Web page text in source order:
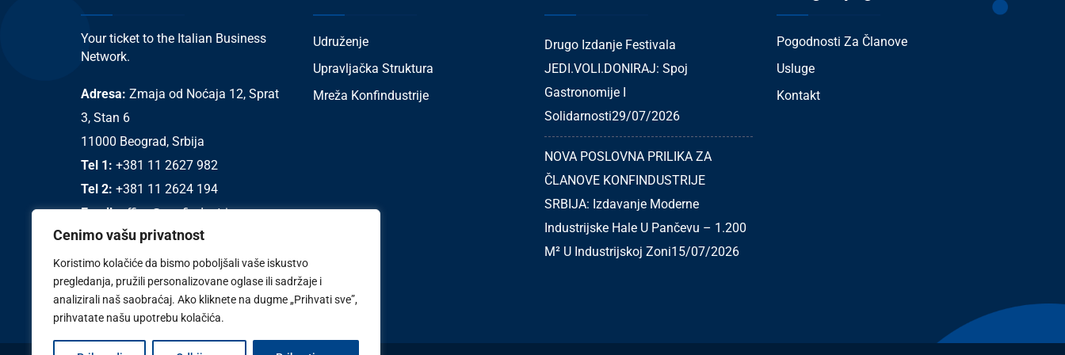
Cenimo vašu privatnost
Koristimo kolačiće da bismo poboljšali vaše iskustvo
pregledanja, pružili personalizovane oglase ili sadržaje i
analizirali naš saobraćaj. Ako kliknete na dugme „Prihvati sve”,
prihvatate našu upotrebu kolačića.
Your ticket to the Italian Business
Network.
Adresa: Zmaja od Noćaja 12, Sprat
3, Stan 6
11000 Beograd, Srbija
Tel 1: +381 11 2627 982
Tel 2: +381 11 2624 194
Email:office@confindustria.rs
Udruženje
Upravljačka Struktura
Mreža Konfindustrije
Drugo Izdanje Festivala
JEDI.VOLI.DONIRAJ: Spoj
Gastronomije I
Solidarnosti29/07/2026
NOVA POSLOVNA PRILIKA ZA
ČLANOVE KONFINDUSTRIJE
SRBIJA: Izdavanje Moderne
Industrijske Hale U Pančevu – 1.200
M² U Industrijskoj Zoni15/07/2026
Pogodnosti Za Članove
Usluge
Kontakt